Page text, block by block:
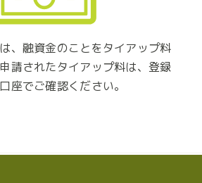
、融資金のことをタイアップ料
請されたタイアップ料は、登録
座でご確認ください。